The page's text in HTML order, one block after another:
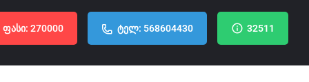
ფასი: 270000 ტელ: 568604430 32511